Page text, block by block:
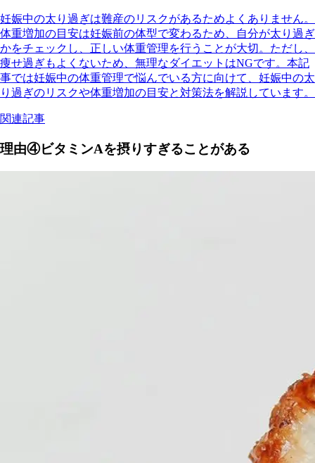
妊娠中の太り過ぎは難産のリスクがあるためよくありません。
体重増加の目安は妊娠前の体型で変わるため、自分が太り過ぎ
かをチェックし、正しい体重管理を行うことが大切。ただし、
痩せ過ぎもよくないため、無理なダイエットはNGです。本記
事では妊娠中の体重管理で悩んでいる方に向けて、妊娠中の太
り過ぎのリスクや体重増加の目安と対策法を解説しています。
関連記事
理由④ビタミンAを摂りすぎることがある